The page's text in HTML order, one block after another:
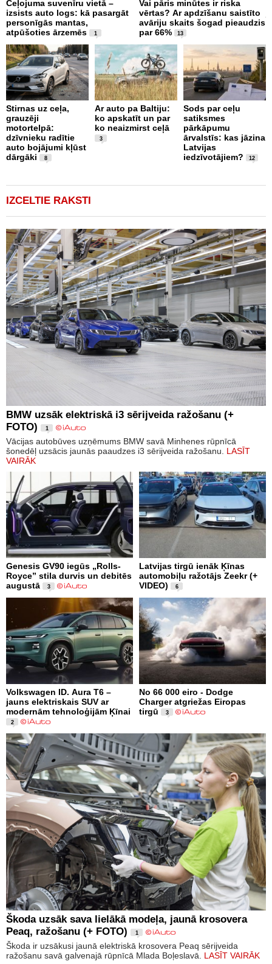
Ceļojuma suvenīru vietā –
izsists auto logs: kā pasargāt
personīgās mantas,
atpūšoties ārzemēs
1
Vai pāris minūtes ir riska
vērtas? Ar apdzīšanu saistīto
avāriju skaits šogad pieaudzis
par 66%
13
Stirnas uz ceļa,
grauzēji
motortelpā:
dzīvnieku radītie
auto bojājumi kļūst
dārgāki
8
Ar auto pa Baltiju:
ko apskatīt un par
ko neaizmirst ceļā
3
Sods par ceļu
satiksmes
pārkāpumu
ārvalstīs: kas jāzina
Latvijas
iedzīvotājiem?
12
IZCELTIE RAKSTI
BMW uzsāk elektriskā i3 sērijveida ražošanu (+
FOTO)
1
Vācijas autobūves uzņēmums BMW savā Minhenes rūpnīcā
šonedēļ uzsācis jaunās paaudzes i3 sērijveida ražošanu. LASĪT
VAIRĀK
Genesis GV90 iegūs „Rolls-
Royce” stila durvis un debitēs
augustā
3
Latvijas tirgū ienāk Ķīnas
automobiļu ražotājs Zeekr (+
VIDEO)
6
Volkswagen ID. Aura T6 –
jauns elektriskais SUV ar
modernām tehnoloģijām Ķīnai
2
No 66 000 eiro - Dodge
Charger atgriežas Eiropas
tirgū
3
Škoda uzsāk sava lielākā modeļa, jaunā krosovera
Peaq, ražošanu (+ FOTO)
1
Škoda ir uzsākusi jaunā elektriskā krosovera Peaq sērijveida
ražošanu savā galvenajā rūpnīcā Mlada Boļeslavā. LASĪT VAIRĀK